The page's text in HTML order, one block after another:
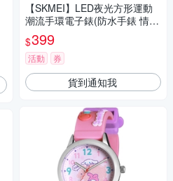
【SKMEI】LED夜光方形運動
潮流手環電子錶(防水手錶 情侶
錶 大字手錶 學生錶 運動錶 簡
約手錶/1119BBK)
$399
活動 券
貨到通知我